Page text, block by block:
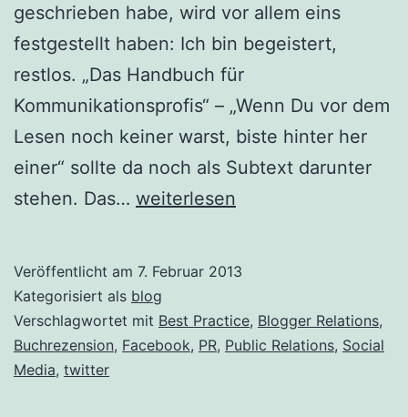
geschrieben habe, wird vor allem eins
festgestellt haben: Ich bin begeistert,
restlos. „Das Handbuch für
Kommunikationsprofis“ – „Wenn Du vor dem
Lesen noch keiner warst, biste hinter her
einer“ sollte da noch als Subtext darunter
stehen. Das… Buchrezension:
Social
Web
–
weiterlesen
Veröffentlicht am 7. Februar 2013
Kategorisiert als blog
Verschlagwortet mit Best Practice, Blogger Relations,
Buchrezension, Facebook, PR, Public Relations, Social
Media, twitter